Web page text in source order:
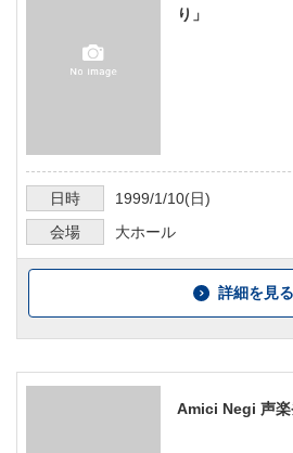
り」
日時 1999/1/10(日)
会場
大ホール
詳細を見る
Amici Negi 声楽